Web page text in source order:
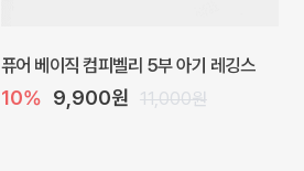
20% 29,600원 37,000원